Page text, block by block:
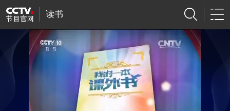
读书